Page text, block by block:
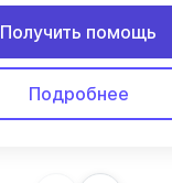
Получить помощь
Подробнее